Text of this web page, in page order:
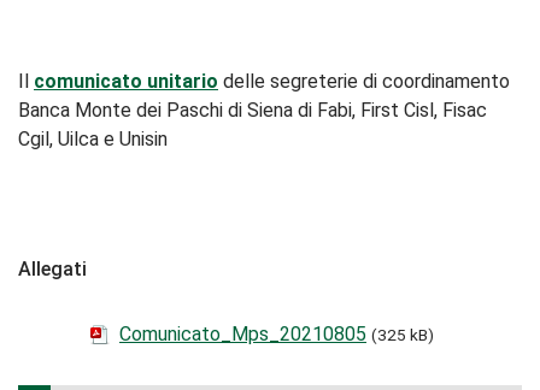
Il comunicato unitario delle segreterie di coordinamento
Banca Monte dei Paschi di Siena di Fabi, First Cisl, Fisac
Cgil, Uilca e Unisin
Allegati
Comunicato_Mps_20210805 (325 kB)